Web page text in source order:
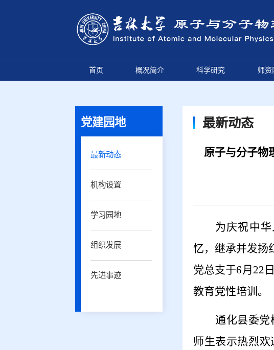
首页 概况简介 科学研究 师资
党建园地
最新动态
机构设置
学习园地
组织发展
先进事迹
最新动态
原子与分子物
为庆祝中
忆，继承并发扬
党总支于6月 22 日
教育党性培训。
通化县委党
师生表示热烈